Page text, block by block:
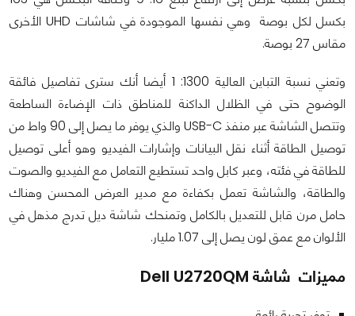
بكسل لكل بوصة وهي نفسها الموجودة في شاشات UHD الأخرى
مقاس 27 بوصة.
وتعني نسبة التباين العالية 1300: 1 أيضا أنك سترى تفاصيل فائقة
الوضوح حتى في الظلال الداكنة للمناطق ذات الإضاءة الساطعة
وتتصل الشاشة عبر منفذ USB-C والذي يوفر ما يصل إلى 90 واط من
توصيل الطاقة أثناء نقل البيانات وإشارات الفيديو وهو أعلى توصيل
للطاقة في فئته، وعبر كابل واحد تستطيع التعامل مع الفيديو والصوت
والطاقة، والشاشة تعمل بكفاءة مع مدير العرض المحسن وهناك
حامل مرن قابل للتعديل بالكامل وتمنحك شاشة ديل تدرج مذهل في
الألوان مع عمق لون يصل إلى 1.07 مليار.
مميزات شاشة Dell U2720QM